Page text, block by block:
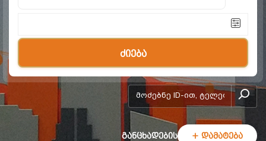
ძიება
add-form
განცხადების + დამატება